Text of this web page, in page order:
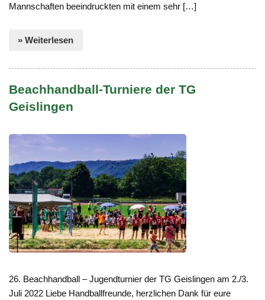
Mannschaften beeindruckten mit einem sehr […]
» Weiterlesen
Beachhandball-Turniere der TG
Geislingen
26. Beachhandball – Jugendturnier der TG Geislingen am 2./3.
Juli 2022 Liebe Handballfreunde, herzlichen Dank für eure